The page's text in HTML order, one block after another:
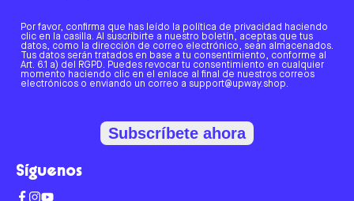
Por favor, confirma que has leído la política de privacidad haciendo
clic en la casilla. Al suscribirte a nuestro boletín, aceptas que tus
datos, como la dirección de correo electrónico, sean almacenados.
Tus datos serán tratados en base a tu consentimiento, conforme al
Art. 6.1 a) del RGPD. Puedes revocar tu consentimiento en cualquier
momento haciendo clic en el enlace al final de nuestros correos
electrónicos o enviando un correo a support@upway.shop.
Subscríbete ahora
Síguenos